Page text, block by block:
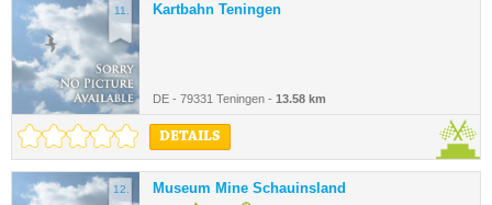
11. Kartbahn Teningen
DE - 79331 Teningen - 13.58 km
DETAILS
12. Museum Mine Schauinsland